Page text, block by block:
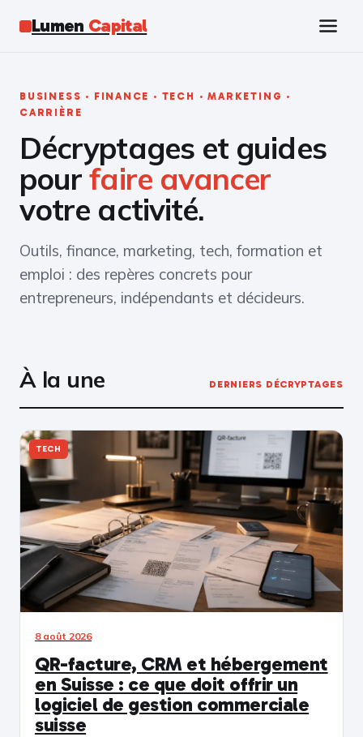
Lumen Capital
Marketing
Éducation
Emploi
BUSINESS · FINANCE · TECH · MARKETING ·
CARRIÈRE
Décryptages et guides
pourfaire avancer
votre activité.
Outils, finance, marketing, tech, formation et
emploi : des repères concrets pour
entrepreneurs, indépendants et décideurs.
À la une DERNIERS DÉCRYPTAGES
TECH
QR-facture, CRM et hébergement
en Suisse : ce que doit offrir un
logiciel de gestion commerciale
suisse
8 août 2026